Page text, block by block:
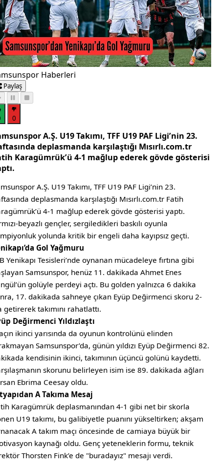
Haberleri
Paylaş
0
A.Ş. U19 Takımı, TFF U19 PAF Ligi’nin 23.
deplasmanda karşılaştığı Mısırlı.com.tr
Karagümrük’ü 4-1 mağlup ederek gövde gösterisi
A.Ş. U19 Takımı, TFF U19 PAF Ligi’nin 23.
deplasmanda karşılaştığı Mısırlı.com.tr Fatih
4-1 mağlup ederek gövde gösterisi yaptı.
beyazlı gençler, sergiledikleri baskılı oyunla
yolunda kritik bir engeli daha kayıpsız geçti.
Gol Yağmuru
Yenikapı Tesisleri’nde oynanan mücadeleye fırtına gibi
Samsunspor, henüz 11. dakikada Ahmet Enes
golüyle perdeyi açtı. Bu golden yalnızca 6 dakika
17. dakikada sahneye çıkan Eyüp Değirmenci skoru 2-
getirerek takımını rahatlattı.
Değirmenci Yıldızlaştı
ikinci yarısında da oyunun kontrolünü elinden
Samsunspor’da, günün yıldızı Eyüp Değirmenci 82.
kendisinin ikinci, takımının üçüncü golünü kaydetti.
skorunu belirleyen isim ise 89. dakikada ağları
Ebrima Ceesay oldu.
A Takıma Mesaj
Karagümrük deplasmanından 4-1 gibi net bir skorla
U19 takımı, bu galibiyetle puanını yükseltirken; akşam
A takım maçı öncesinde de camiaya büyük bir
kaynağı oldu. Genç yeteneklerin formu, teknik
Thorsten Fink’e de "buradayız" mesajı verdi.